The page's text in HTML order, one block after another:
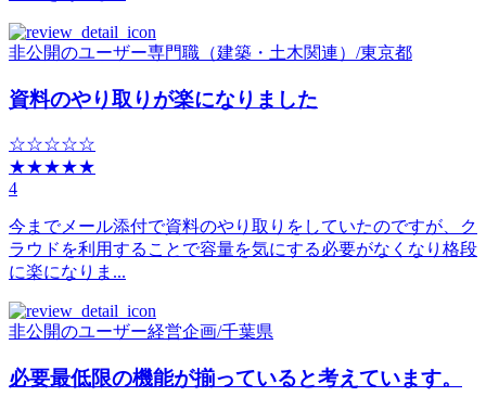
非公開のユーザー専門職（建築・土木関連） /東京都
資料のやり取りが楽になりました
☆☆☆☆☆
★★★★★
4
今までメール添付で資料のやり取りをしていたのですが、ク
ラウドを利用することで容量を気にする必要がなくなり格段
に楽になりま...
非公開のユーザー経営企画/千葉県
必要最低限の機能が揃っていると考えています。